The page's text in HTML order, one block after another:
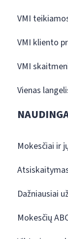
VMI
VMI kliento
VMI
Vienas
Mokesčiai ir
Dažniausiai
Mokesčių